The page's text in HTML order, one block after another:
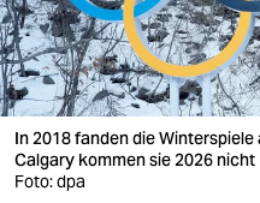
wahrheit
verlag
verlag
veranstaltungen
In 2018 fanden die
Calgary kommen sie 2026 nicht
Foto: dpa